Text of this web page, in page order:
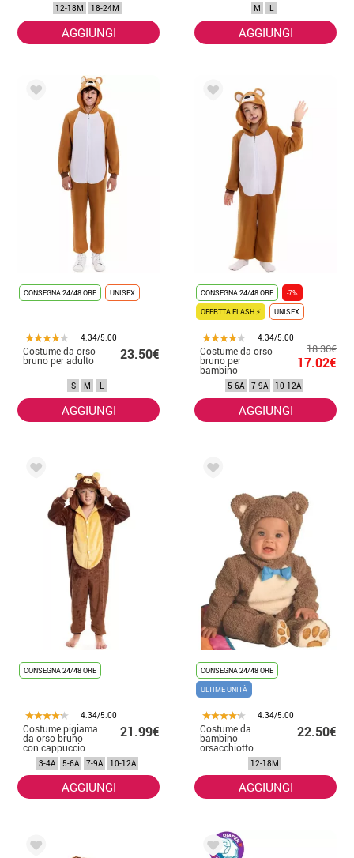
12-18M 18-24M
AGGIUNGI
M L
AGGIUNGI
CONSEGNA 24/48 ORE UNISEX
4.34/5.00
Costume da orso
bruno per adulto 23.50€
S M L
AGGIUNGI
CONSEGNA 24/48 ORE
-7%
OFERTTA FLASH ⚡
UNISEX
4.34/5.00
Costume da orso
bruno per
bambino
18.30€
17.02€
5-6A 7-9A 10-12A
AGGIUNGI
CONSEGNA 24/48 ORE
4.34/5.00
Costume pigiama
da orso bruno
con cappuccio
per bambino
21.99€
3-4A 5-6A 7-9A 10-12A
AGGIUNGI
CONSEGNA 24/48 ORE
ULTIME UNITÀ
4.34/5.00
Costume da
bambino
orsacchiotto
22.50€
12-18M
AGGIUNGI